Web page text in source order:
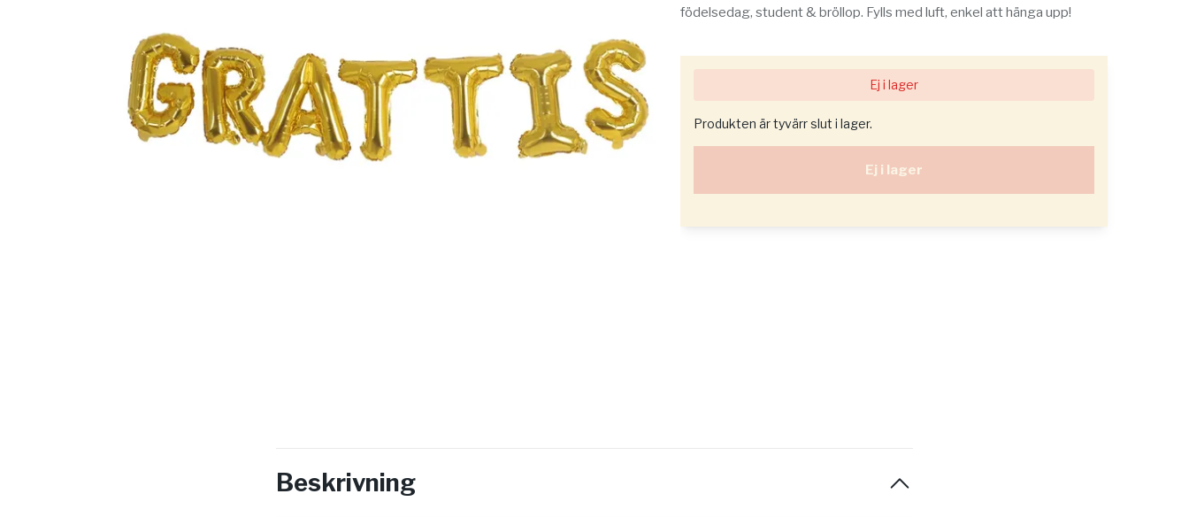
födelsedag, student & bröllop. Fylls med luft, enkel att hänga upp!
Ej i lager
Produkten är tyvärr slut i lager.
Ej i lager
Beskrivning